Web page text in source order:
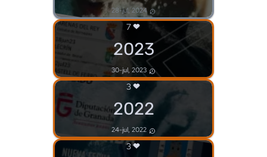
28-jul, 2024
7
2023
30-jul, 2023
3
2022
24-jul, 2022
3